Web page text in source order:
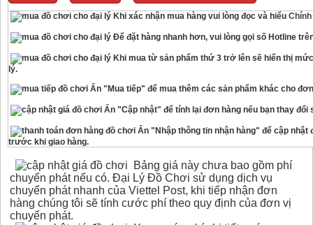
Khi xác nhận mua hàng vui lòng đọc và hiểu
Để đặt hàng nhanh hơn, vui lòng gọi số Hotline
Khi mua từ sản phẩm thứ 3 trở lên sẽ hiển thị
lý.
Ấn "Mua tiếp" để mua thêm các sản phẩm khác cho
Ấn "Cập nhật" để tính lại đơn hàng nếu bạn thay
Ấn "Nhập thông tin nhận hàng" để cập
trước khi giao hàng.
Bảng giá này chưa bao gồm phí
chuyển phát nếu có. Đại Lý Đồ Chơi sử dụng dịch vụ
chuyển phát nhanh của Viettel Post, khi tiếp nhận đơn
hàng chúng tôi sẽ tính cước phí theo quy định của đơn vị
chuyển phát.